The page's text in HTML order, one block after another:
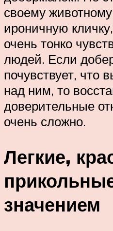
своему
ироничную
очень тонко
людей. Если
почувствует, что
над ним, то
доверительные
очень сложно.
Легкие,
значением